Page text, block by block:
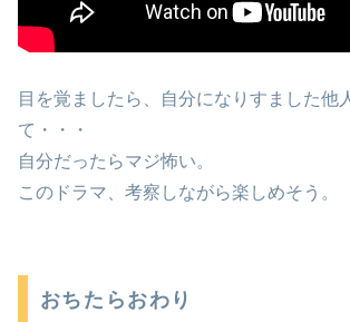
目を覚ましたら、自分になりすました他
て・・・
自分だったらマジ怖い。
このドラマ、考察しながら楽しめそう。
おちたらおわり